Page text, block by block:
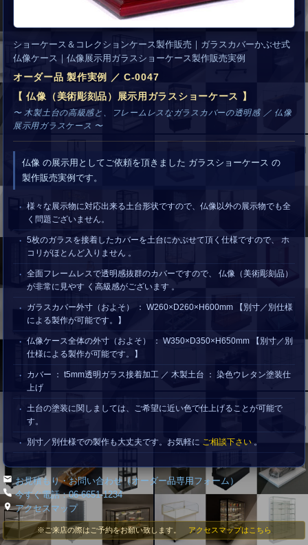
ショーケース＆コレクションケース製作販売｜ガラスカバーかぶせ式
仏像ケース｜仏像展示用ガラスショーケース製作販売実例
オーダー品 製作実例 ／ C-0047
【 仏像（美術彫刻品）展示用ガラスショーケース 】
〜 木製土台の高級感と、フレームレスなガラスカバーの透明感 ／ 仏像
展示用ガラスケース 〜
仏像 の展示用としてご依頼を頂きました ガラスショーケース の
製作販売実例です。
様々な展示物に対応出来る土台形状ですので、仏像以外の展示物でも全
く問題ございません。
5枚のガラスを接着したカバーを土台にかぶせて頂く仕様ですので、 ホ
コリがほとんど入りません 。
全面フレームレスで透明感抜群のカバーですので、 仏像（美術彫刻品）
が非常に見やす く高級感がございます 。
ガラスカバー外寸（およそ） ： W260×D260×H600mm 【別寸／別仕様
による製作が可能です。】
仏像ケース全体の外寸（およそ） ： W350×D350×H650mm 【別寸／別
仕様による製作が可能です。】
カバー ： t5mm透明ガラス接着加工 ／ 木製土台 ： 染色ウレタン塗装仕
上げ
土台の塗装に関しましては、ご希望に近い色で仕上げることが可能で
す。
別寸／別仕様での製作も大丈夫です。お気軽に ご相談下さい 。
お見積もり・お問い合わせ（オーダー品専用フォーム）
今すぐ電話：06-6651-1234
アクセスマップ
※ご来店の際はご予約をお願い致します。 アクセスマップはこちら